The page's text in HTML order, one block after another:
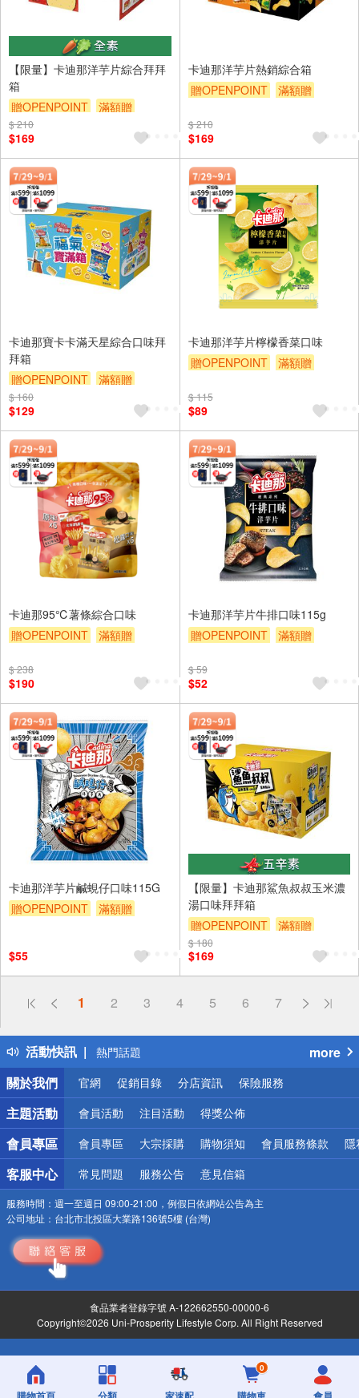
【限量】卡迪那洋芋片綜合拜拜
箱
贈OPENPOINT
滿額贈
滿額9折
$ 210
$169
卡迪那洋芋片熱銷綜合箱
贈OPENPOINT
滿額贈
$ 210
$169
卡迪那寶卡卡滿天星綜合口味拜
拜箱
贈OPENPOINT
滿額贈
滿額9折
$ 160
$129
卡迪那洋芋片檸檬香菜口味
贈OPENPOINT
滿額贈
$ 115
$89
卡迪那95℃薯條綜合口味
贈OPENPOINT
滿額贈
$ 238
$190
卡迪那洋芋片牛排口味115g
贈OPENPOINT
滿額贈
$ 59
$52
卡迪那洋芋片鹹蜆仔口味115G
贈OPENPOINT
滿額贈
$55
【限量】卡迪那鯊魚叔叔玉米濃
湯口味拜拜箱
贈OPENPOINT
滿額贈
滿額9折
$ 180
$169
1 2 3 4 5 6 7
活動快訊
偏遠地區配送
得獎公告
熱門話題
銀行優惠
偏遠地區配送
詐騙網頁！請小心！
more
關於我們
官網 促銷目錄 分店資訊 保險服務
主題活動 會員活動 注目活動 得獎公佈
會員專區 會員專區 大宗採購 購物須知 會員服務條款 隱
客服中心 常見問題 服務公告 意見信箱
服務時間： 週一至週日 09:00-21:00，例假日依網站公告為主
公司地址： 台北市北投區大業路136號5樓 (台灣)
食品業者登錄字號 A-122662550-00000-6
Copyright©2026 Uni-Prosperity Lifestyle Corp. All Right Reserved
0